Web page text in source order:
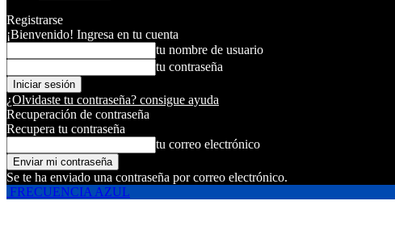
Registrarse
¡Bienvenido! Ingresa en tu cuenta
tu nombre de usuario
tu contraseña
¿Olvidaste tu contraseña? consigue ayuda
Recuperación de contraseña
Recupera tu contraseña
tu correo electrónico
Se te ha enviado una contraseña por correo electrónico.
FRECUENCIA AZUL